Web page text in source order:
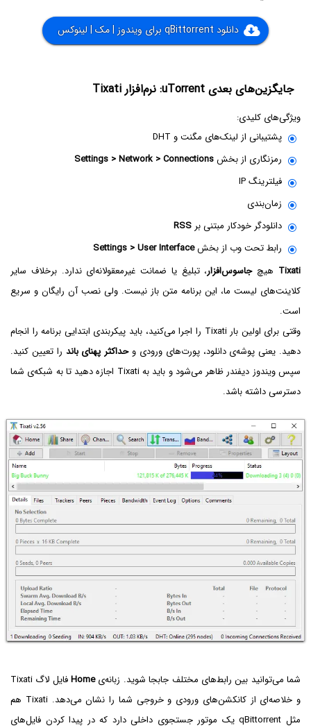
دانلود qBittorrent برای ویندوز | مک | لینوکس
جایگزین‌های بعدی uTorrent: نرم‌افزار Tixati
ویژگی‌های کلیدی:
پشتیبانی از لینک‌های مگنت و DHT
رمزنگاری از بخشSettings > Network > Connections
فیلترینگ IP
زمان‌بندی
دانلودگر خودکار مبتنی بر RSS
رابط تحت وب از بخشSettings > User Interface
Tixati هیچجاسوس‌افزار، تبلیغ یا ضمانت غیرمعقولانه‌ای ندارد. برخلاف سایر
کلاینت‌های لیست ما، این برنامه متن باز نیست. ولی نصب آن رایگان و سریع
است.
وقتی برای اولین بار Tixati را اجرا می‌کنید، باید پیکربندی ابتدایی برنامه را انجام
دهید. یعنی پوشه‌ی دانلود، پورت‌های ورودی وحداکثر پهنای باند را تعیین کنید.
سپس ویندوز دیفندر ظاهر می‌شود و باید به Tixati اجازه دهید تا به شبکه‌ی شما
دسترسی داشته باشد.
شما می‌توانید بین رابط‌های مختلف جابجا شوید. زبانه‌یHome
فایل لاگ Tixati
و خلاصه‌ای از کانکشن‌های ورودی و خروجی شما را نشان می‌دهد. Tixati هم
مثل qBittorrent یک موتور جستجوی داخلی دارد که در پیدا کردن فایل‌های